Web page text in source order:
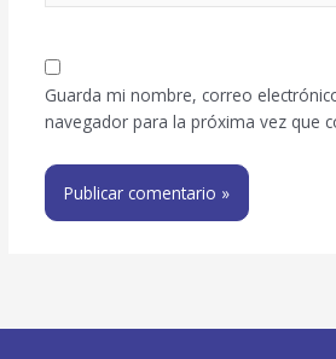
Guarda mi nombre, correo
navegador para la próxima vez que